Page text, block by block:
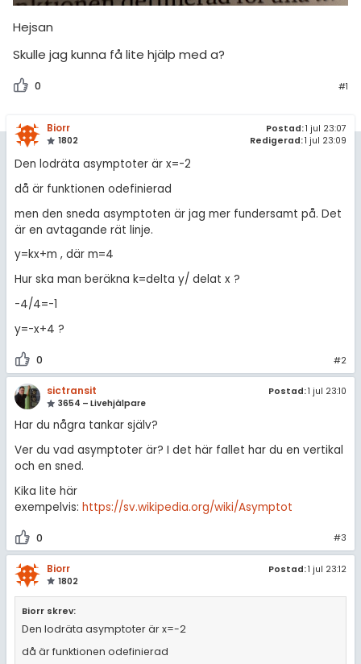
Hejsan
Skulle jag kunna få lite hjälp med a?
0 #1
Biorr
1802
Postad:1 jul 23:07
Redigerad:1 jul 23:09
Den lodräta asymptoter är x=-2
då är funktionen odefinierad
men den sneda asymptoten är jag mer fundersamt på. Det
är en avtagande rät linje.
y=kx+m , där m=4
Hur ska man beräkna k=delta y/ delat x ?
-4/4=-1
y=-x+4 ?
0 #2
sictransit
3654 – Livehjälpare
Postad:1 jul 23:10
Har du några tankar själv?
Ver du vad asymptoter är? I det här fallet har du en vertikal
och en sned.
Kika lite här
exempelvis: https://sv.wikipedia.org/wiki/Asymptot
0 #3
Biorr
1802
Postad:1 jul 23:12
Biorr skrev:
Den lodräta asymptoter är x=-2
då är funktionen odefinierad